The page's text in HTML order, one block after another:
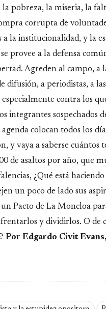
pobreza, la miseria, la
corrupta de
a la institucionalidad, y la
provee a la defensa
Agreden al campo, a
difusión, a periodistas, a
contra los
integrantes sospechados
colocan todos los
vaya a saberse cuántos
de asaltos por año, que
¿Qué está
un poco de lado sus
Pacto de La Moncloa
y dividirlos. O de
Por Edgardo Civit